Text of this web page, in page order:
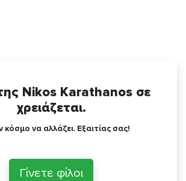
Nikos Karathanos σε
χρειάζεται.
κόσμο να αλλάζει. Εξαιτίας σας!
Γίνετε φίλοι